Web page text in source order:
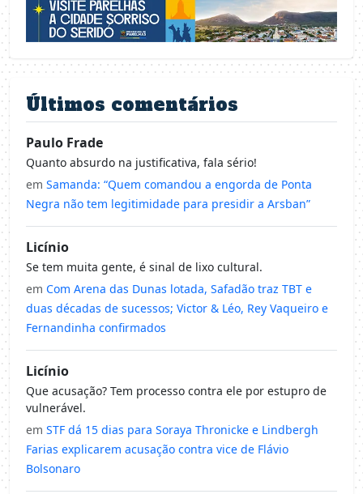
Últimos comentários
Paulo Frade
Quanto absurdo na justificativa, fala sério!
em Samanda: “Quem comandou a engorda de Ponta
Negra não tem legitimidade para presidir a Arsban”
Licínio
Se tem muita gente, é sinal de lixo cultural.
em Com Arena das Dunas lotada, Safadão traz TBT e
duas décadas de sucessos; Victor & Léo, Rey Vaqueiro e
Fernandinha confirmados
Licínio
Que acusação? Tem processo contra ele por estupro de
vulnerável.
em STF dá 15 dias para Soraya Thronicke e Lindbergh
Farias explicarem acusação contra vice de Flávio
Bolsonaro